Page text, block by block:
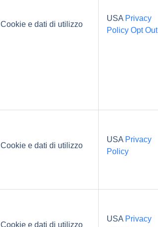
Cookie e dati di utilizzo
USA Privacy
Policy Opt Out
Cookie e dati di utilizzo
USA Privacy
Policy
Cookie e dati di utilizzo
USA Privacy